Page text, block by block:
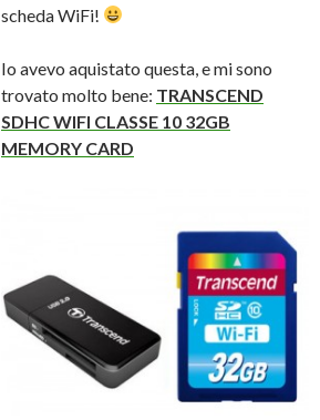
scheda WiFi!
Io avevo aquistato questa, e mi sono
trovato molto bene: TRANSCEND
SDHC WIFI CLASSE 10 32GB
MEMORY CARD